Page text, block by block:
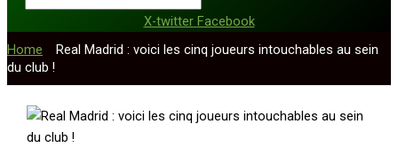
X-twitter Facebook
Home
Real Madrid : voici les cinq joueurs intouchables au sein
du club !